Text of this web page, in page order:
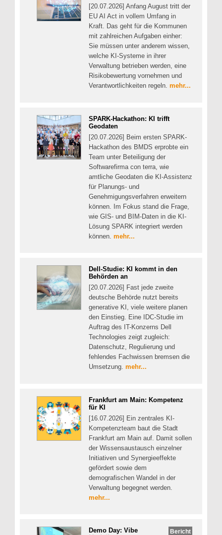
[20.07.2026] Anfang August tritt der
EU AI Act in vollem Umfang in
Kraft. Das geht für die Kommunen
mit zahlreichen Aufgaben einher:
Sie müssen unter anderem wissen,
welche KI-Systeme in ihrer
Verwaltung betrieben werden, eine
Risikobewertung vornehmen und
Verantwortlichkeiten regeln. mehr...
SPARK-Hackathon: KI trifft
Geodaten
[20.07.2026] Beim ersten SPARK-
Hackathon des BMDS erprobte ein
Team unter Beteiligung der
Softwarefirma con terra, wie
amtliche Geodaten die KI-Assistenz
für Planungs- und
Genehmigungsverfahren erweitern
können. Im Fokus stand die Frage,
wie GIS- und BIM-Daten in die KI-
Lösung SPARK integriert werden
können. mehr...
Dell-Studie: KI kommt in den
Behörden an
[20.07.2026] Fast jede zweite
deutsche Behörde nutzt bereits
generative KI, viele weitere planen
den Einstieg. Eine IDC-Studie im
Auftrag des IT-Konzerns Dell
Technologies zeigt zugleich:
Datenschutz, Regulierung und
fehlendes Fachwissen bremsen die
Umsetzung. mehr...
Frankfurt am Main: Kompetenz
für KI
[16.07.2026] Ein zentrales KI-
Kompetenzteam baut die Stadt
Frankfurt am Main auf. Damit sollen
der Wissensaustausch einzelner
Initiativen und Synergieeffekte
gefördert sowie dem
demografischen Wandel in der
Verwaltung begegnet werden.
mehr...
Bericht
Demo Day: Vibe